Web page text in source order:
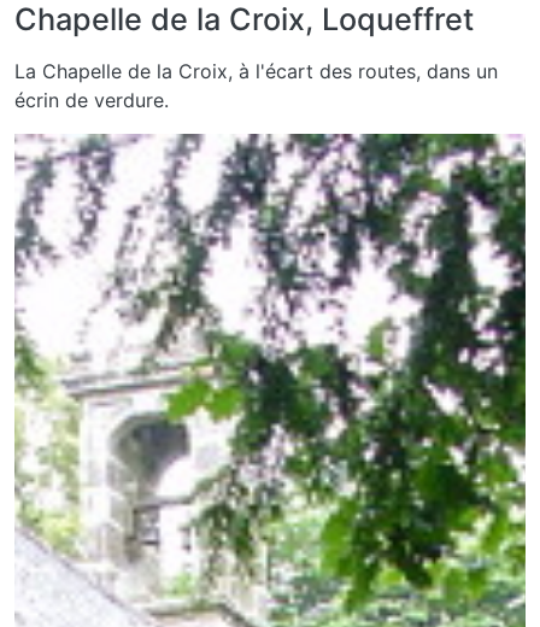
Chapelle de la Croix, Loqueffret
Body
La Chapelle de la Croix, à l'écart des routes, dans un
écrin de verdure.